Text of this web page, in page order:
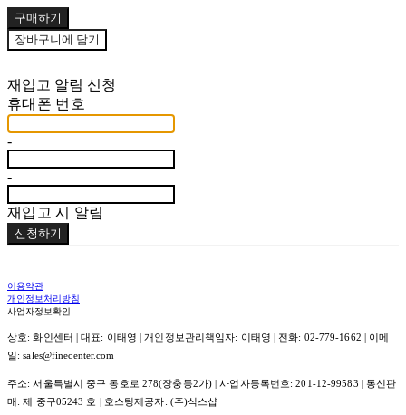
구매하기
장바구니에 담기
재입고 알림 신청
휴대폰 번호
-
-
재입고 시 알림
신청하기
이용약관
개인정보처리방침
사업자정보확인
상호: 화인센터 | 대표: 이태영 | 개인정보관리책임자: 이태영 | 전화: 02-779-1662 | 이메
일: sales@finecenter.com
주소: 서울특별시 중구 동호로 278(장충동2가) | 사업자등록번호:201-12-99583 | 통신판
매:제 중구05243 호 | 호스팅제공자: (주)식스샵